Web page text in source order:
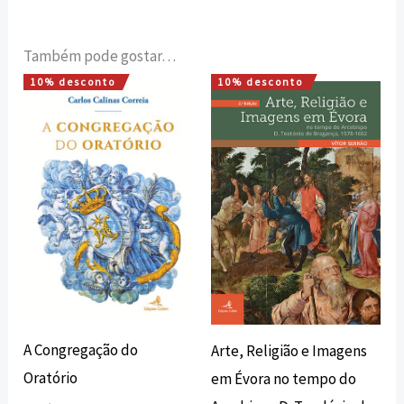
Também pode gostar…
10% desconto
A Congregação do
Oratório
O
preço
original
era:
12,00 €.
O
preço
atual
é:
10% desconto
Arte, Religião e Imagens
em Évora no tempo do
O
preço
original
era:
22,00 €.
O
preço
atual
é:
19,80 €.